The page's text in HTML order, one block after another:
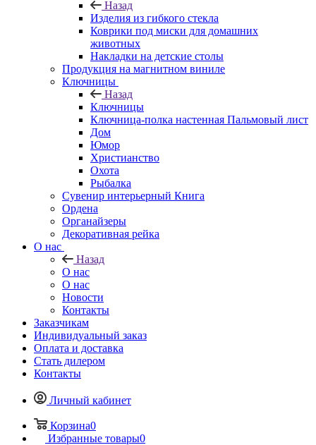
Назад
Изделия из гибкого стекла
Коврики под миски для домашних
животных
Накладки на детские столы
Продукция на магнитном виниле
Ключницы
Назад
Ключницы
Ключница-полка настенная Пальмовый лист
Дом
Юмор
Христианство
Охота
Рыбалка
Сувенир интерьерный Книга
Ордена
Органайзеры
Декоративная рейка
О нас
Назад
О нас
О нас
Новости
Контакты
Заказчикам
Индивидуальный заказ
Оплата и доставка
Стать дилером
Контакты
Личный кабинет
Корзина0
Избранные товары0